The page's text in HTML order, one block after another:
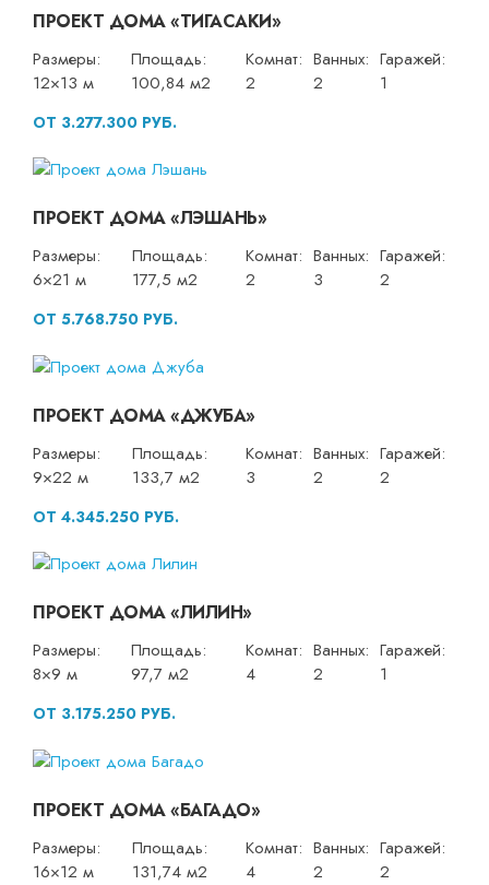
ПРОЕКТ ДОМА «ТИГАСАКИ»
Размеры:
12×13 м
Площадь:
100,84 м2
Комнат:
2
Ванных:
2
Гаражей:
1
ОТ 3.277.300 РУБ.
ПРОЕКТ ДОМА «ЛЭШАНЬ»
Размеры:
6×21 м
Площадь:
177,5 м2
Комнат:
2
Ванных:
3
Гаражей:
2
ОТ 5.768.750 РУБ.
ПРОЕКТ ДОМА «ДЖУБА»
Размеры:
9×22 м
Площадь:
133,7 м2
Комнат:
3
Ванных:
2
Гаражей:
2
ОТ 4.345.250 РУБ.
ПРОЕКТ ДОМА «ЛИЛИН»
Размеры:
8×9 м
Площадь:
97,7 м2
Комнат:
4
Ванных:
2
Гаражей:
1
ОТ 3.175.250 РУБ.
ПРОЕКТ ДОМА «БАГАДО»
Размеры:
16×12 м
Площадь:
131,74 м2
Комнат:
4
Ванных:
2
Гаражей:
2